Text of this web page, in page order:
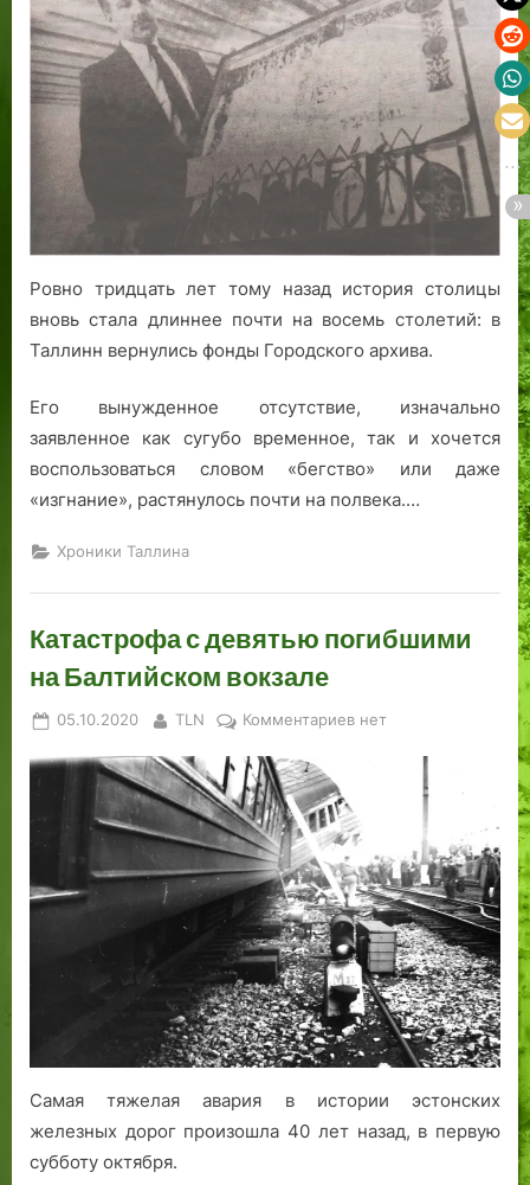
Городского
архива
Ровно тридцать лет тому назад история столицы
вновь стала длиннее почти на восемь столетий: в
Таллинн вернулись фонды Городского архива.
Его вынужденное отсутствие, изначально
заявленное как сугубо временное, так и хочется
воспользоваться словом «бегство» или даже
«изгнание», растянулось почти на полвека.…
Хроники Таллина
Катастрофа с девятью погибшими
на Балтийском вокзале
Posted
05.10.2020 By
TLN Комментариевк
Катастрофа
девятью
погибшими
на
Балтийском
вокзале
нет
Самая тяжелая авария в истории эстонских
железных дорог произошла 40 лет назад, в первую
субботу октября.